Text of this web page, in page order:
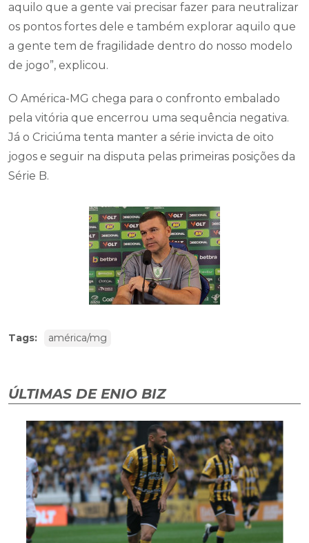
aquilo que a gente vai precisar fazer para neutralizar
os pontos fortes dele e também explorar aquilo que
a gente tem de fragilidade dentro do nosso modelo
de jogo”, explicou.
O América-MG chega para o confronto embalado
pela vitória que encerrou uma sequência negativa.
Já o Criciúma tenta manter a série invicta de oito
jogos e seguir na disputa pelas primeiras posições da
Série B.
Tags: américa/mg
ÚLTIMAS DE ENIO BIZ